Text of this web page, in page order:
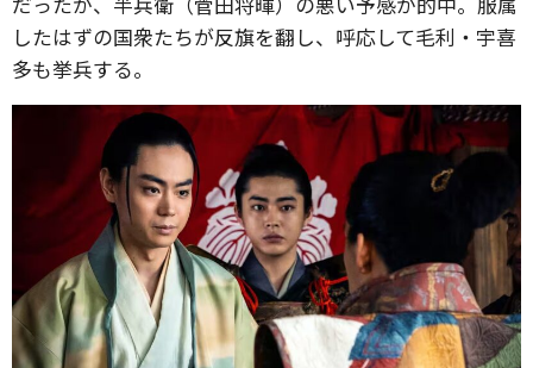
したはずの国衆たちが反旗を翻し、呼応して毛利・宇喜
多も挙兵する。